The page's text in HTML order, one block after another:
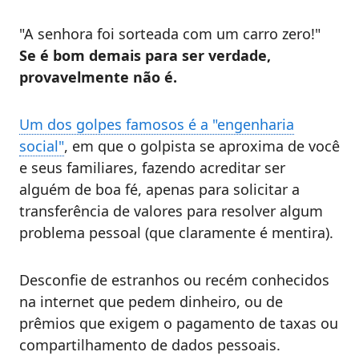
"A senhora foi sorteada com um carro zero!"
Se é bom demais para ser verdade,
provavelmente não é.
Um dos golpes famosos é a "engenharia
social", em que o golpista se aproxima de você
e seus familiares, fazendo acreditar ser
alguém de boa fé, apenas para solicitar a
transferência de valores para resolver algum
problema pessoal (que claramente é mentira).
Desconfie de estranhos ou recém conhecidos
na internet que pedem dinheiro, ou de
prêmios que exigem o pagamento de taxas ou
compartilhamento de dados pessoais.